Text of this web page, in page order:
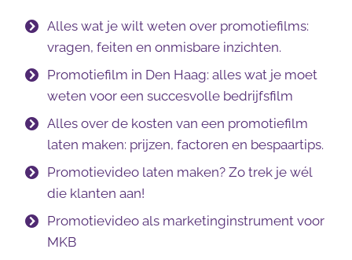
Alles wat je wilt weten over promotiefilms:
vragen, feiten en onmisbare inzichten.
Promotiefilm in Den Haag: alles wat je moet
weten voor een succesvolle bedrijfsfilm
Alles over de kosten van een promotiefilm
laten maken: prijzen, factoren en bespaartips.
Promotievideo laten maken? Zo trek je wél
die klanten aan!
Promotievideo als marketinginstrument voor
MKB